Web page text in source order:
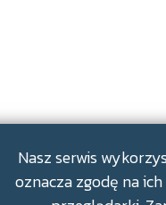
Nasz serwis
oznacza zgodę na